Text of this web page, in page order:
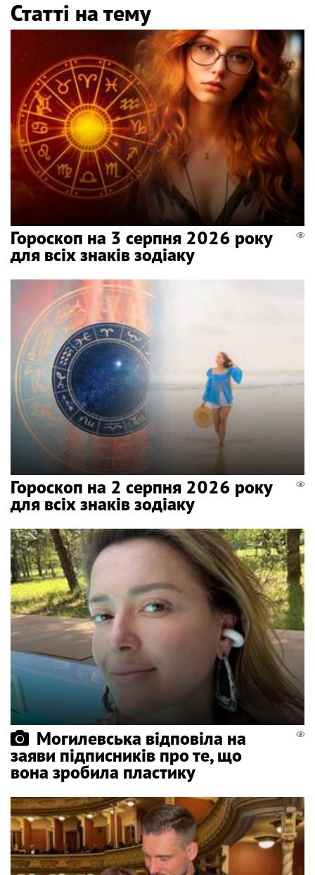
Статті на тему
Гороскоп на 3 серпня 2026 року
для всіх знаків зодіаку
Гороскоп на 2 серпня 2026 року
для всіх знаків зодіаку
Могилевська відповіла на
заяви підписників про те, що
вона зробила пластику